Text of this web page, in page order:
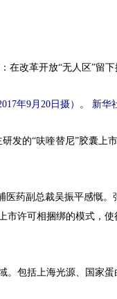
年9月20日摄）。 新华
的“呋喹替尼”胶囊上
药副总裁吴振平感慨。
许可相捆绑的模式，
包括上海光源、国家蛋